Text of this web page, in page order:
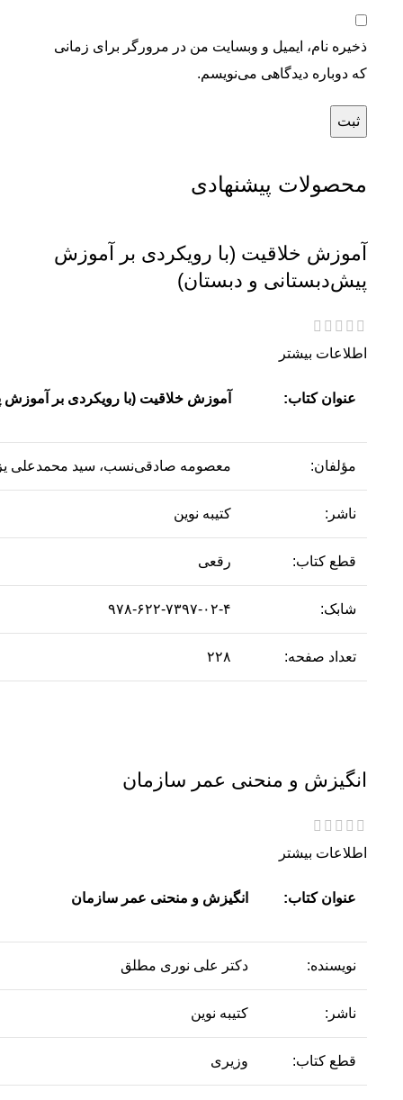
ذخیره نام، ایمیل و وبسایت من در مرورگر برای زمانی
که دوباره دیدگاهی می‌نویسم.
محصولات پیشنهادی
آموزش خلاقیت (با رویکردی بر آموزش
پیش‌دبستانی و دبستان)
اطلاعات بیشتر
عنوان کتاب: آموزش خلاقیت (با رویکردی بر آموزش
مؤلفان: معصومه صادقی‌نسب، سید محمدعلی
ناشر: کتیبه نوین
قطع کتاب: رقعی
شابک: ۹۷۸-۶۲۲-۷۳۹۷-۰۲-۴
تعداد صفحه: ۲۲۸
انگیزش و منحنی عمر سازمان
اطلاعات بیشتر
عنوان کتاب: انگیزش و منحنی عمر سازمان
نویسنده: دکتر علی نوری مطلق
ناشر: کتیبه نوین
قطع کتاب: وزیری